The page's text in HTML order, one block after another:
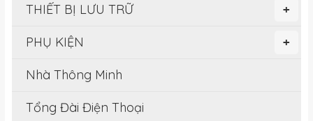
+
THIẾT BỊ LƯU TRỮ
+
PHỤ KIỆN
Nhà Thông Minh
Tổng Đài Điện Thoại